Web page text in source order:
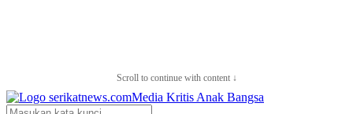
Scroll to continue with content ↓